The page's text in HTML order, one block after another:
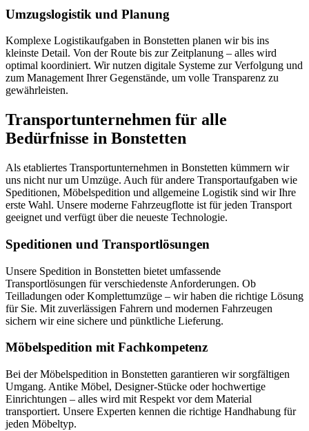
Umzugslogistik und Planung
Komplexe Logistikaufgaben in Bonstetten planen wir bis ins
kleinste Detail. Von der Route bis zur Zeitplanung – alles wird
optimal koordiniert. Wir nutzen digitale Systeme zur Verfolgung und
zum Management Ihrer Gegenstände, um volle Transparenz zu
gewährleisten.
Transportunternehmen für alle
Bedürfnisse in Bonstetten
Als etabliertes Transportunternehmen in Bonstetten kümmern wir
uns nicht nur um Umzüge. Auch für andere Transportaufgaben wie
Speditionen, Möbelspedition und allgemeine Logistik sind wir Ihre
erste Wahl. Unsere moderne Fahrzeugflotte ist für jeden Transport
geeignet und verfügt über die neueste Technologie.
Speditionen und Transportlösungen
Unsere Spedition in Bonstetten bietet umfassende
Transportlösungen für verschiedenste Anforderungen. Ob
Teilladungen oder Komplettumzüge – wir haben die richtige Lösung
für Sie. Mit zuverlässigen Fahrern und modernen Fahrzeugen
sichern wir eine sichere und pünktliche Lieferung.
Möbelspedition mit Fachkompetenz
Bei der Möbelspedition in Bonstetten garantieren wir sorgfältigen
Umgang. Antike Möbel, Designer-Stücke oder hochwertige
Einrichtungen – alles wird mit Respekt vor dem Material
transportiert. Unsere Experten kennen die richtige Handhabung für
jeden Möbeltyp.